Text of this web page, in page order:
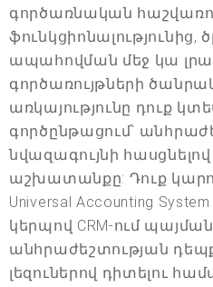
գործառնական
ֆունկցիոնալությունից,
ապահովման մեջ կա
գործառույթների
առկայությունը դուք
գործընթացում՝
նվազագույնի
աշխատանքը: Դուք
Universal Accounting
կերպով CRM-ում
անհրաժեշտության
լեզուներով դիտելու